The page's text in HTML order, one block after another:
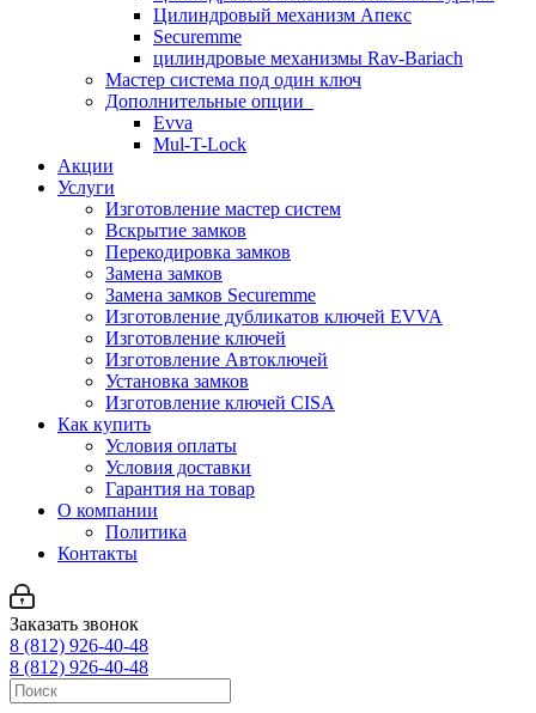
Цилиндровый механизм Апекс
Securemme
цилиндровые механизмы Rav-Bariach
Мастер система под один ключ
Дополнительные опции
Evva
Mul-T-Lock
Акции
Услуги
Изготовление мастер систем
Вскрытие замков
Перекодировка замков
Замена замков
Замена замков Securemme
Изготовление дубликатов ключей EVVA
Изготовление ключей
Изготовление Автоключей
Установка замков
Изготовление ключей CISA
Как купить
Условия оплаты
Условия доставки
Гарантия на товар
О компании
Политика
Контакты
Заказать звонок
8 (812) 926-40-48
8 (812) 926-40-48